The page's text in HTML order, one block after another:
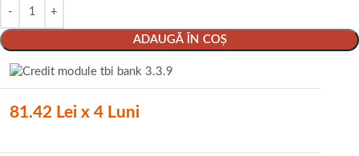
ADAUGĂ ÎN COȘ
81.42 Lei x 4 Luni